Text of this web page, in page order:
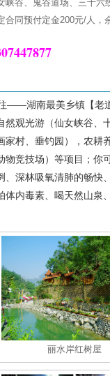
峡谷、鬼谷道场、三十六
合同预付定金200元/人，
——湖南最美乡镇【老
然观光游（仙女峡谷、
家村、垂钓园），农耕
物竞技场）等项目；你
深林吸氧清肺的畅快
体内毒素、喝天然山泉
丽水岸红树屋